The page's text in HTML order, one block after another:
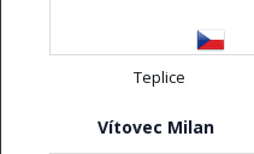
Teplice
Vítovec Milan